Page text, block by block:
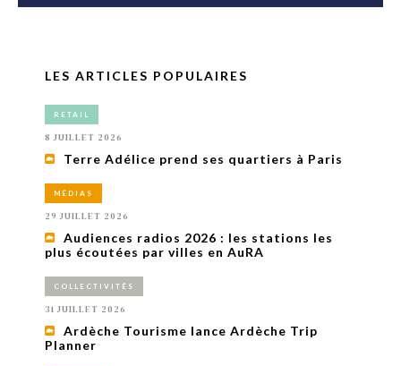
LES ARTICLES POPULAIRES
RETAIL
8 JUILLET 2026
Terre Adélice prend ses quartiers à Paris
MÉDIAS
29 JUILLET 2026
Audiences radios 2026 : les stations les
plus écoutées par villes en AuRA
COLLECTIVITÉS
31 JUILLET 2026
Ardèche Tourisme lance Ardèche Trip
Planner